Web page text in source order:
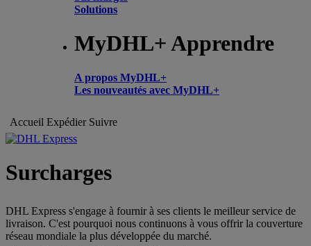
Solutions
MyDHL+ Apprendre
A propos MyDHL+
Les nouveautés avec MyDHL+
Accueil Expédier Suivre
Surcharges
DHL Express s'engage à fournir à ses clients le meilleur service de
livraison. C'est pourquoi nous continuons à vous offrir la couverture
réseau mondiale la plus développée du marché.